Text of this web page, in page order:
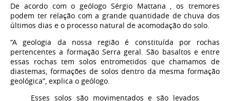
De acordo com o geólogo Sérgio Mattana ,os tremores
podem ter relação com a grande quantidade de chuva dos
últimos dias e o processo natural de acomodação do solo.
“A geologia da nossa região é constituída por rochas
pertencentes a formação Serra geral. São basaltos e entre
essas rochas tem solos entrometidos que chamamos de
diastemas, formações de solos dentro da mesma formação
geológica”, explica o geólogo.
Esses solos são movimentados e são levados